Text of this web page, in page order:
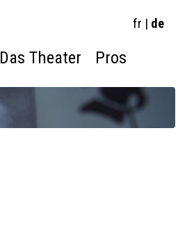
fr | de
Das Theater Pros